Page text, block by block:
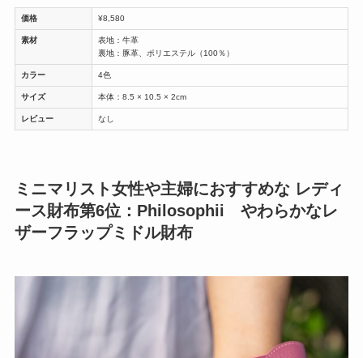
価格 ¥8,580
素材
表地：牛革
裏地：豚革、ポリエステル（100％）
カラー 4色
サイズ 本体：8.5 × 10.5 × 2cm
レビュー なし
ミニマリスト女性や主婦におすすめな レディ
ース財布第6位：Philosophii やわらかなレ
ザーフラップミドル財布